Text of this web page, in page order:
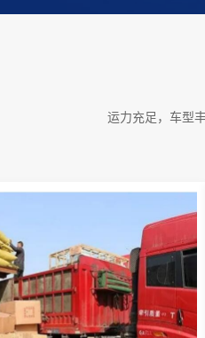
运力充足，车型